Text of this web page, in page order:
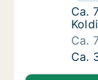
Ca.
Ca.
Ca.
Ca.
Ca.